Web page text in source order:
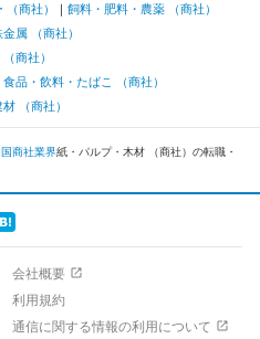
（商社）
飼料・肥料・農薬 （商社）
属 （商社）
商社）
食品・飲料・たばこ （商社）
材 （商社）
商社業界紙・パルプ・木材 （商社）の転職・
会社概要
利用規約
通信に関する情報の利用について